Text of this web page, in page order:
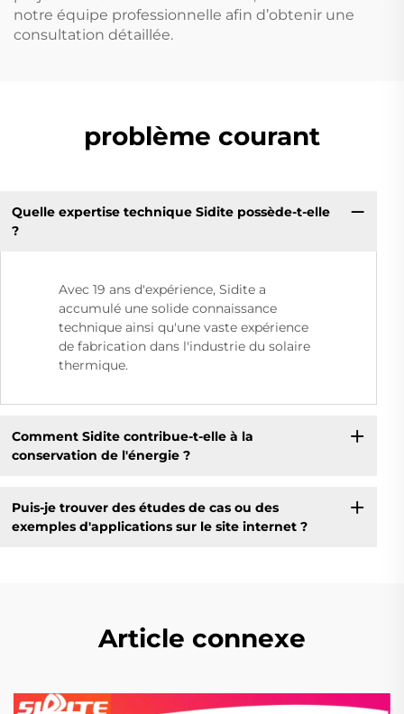
notre équipe professionnelle afin d’obtenir une
consultation détaillée.
problème courant
Quelle expertise technique Sidite possède-t-elle
?
Avec 19 ans d'expérience, Sidite a
accumulé une solide connaissance
technique ainsi qu'une vaste expérience
de fabrication dans l'industrie du solaire
thermique.
Comment Sidite contribue-t-elle à la
conservation de l'énergie ?
Puis-je trouver des études de cas ou des
exemples d'applications sur le site internet ?
Article connexe